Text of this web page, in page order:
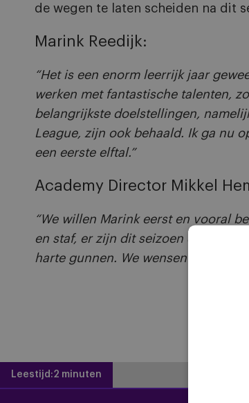
de wegen te laten scheiden na dit
Marink Reedijk:
“Het is een enorm leerrijk jaar
werken met fantastische talenten,
belangrijkste doelstellingen,
League, zijn ook behaald. Ik ga nu
een eerste elftal.”
Academy Director Mikkel
“We willen Marink eerst en vooral
en staf, er zijn dit seizoen
harte gunnen. We wensen hem
Leestijd:2 minuten